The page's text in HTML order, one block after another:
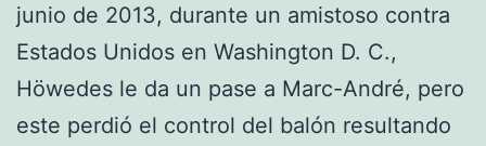
junio de 2013, durante un amistoso contra
Estados Unidos en Washington D. C.,
Höwedes le da un pase a Marc-André, pero
este perdió el control del balón resultando